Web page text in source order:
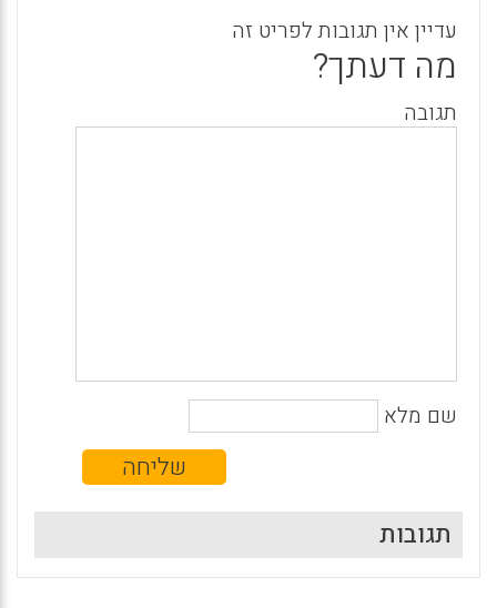
עדיין אין תגובות לפריט זה
מה דעתך?
תגובה
שם מלא
תגובות